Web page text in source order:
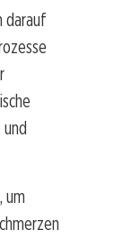
darauf
um